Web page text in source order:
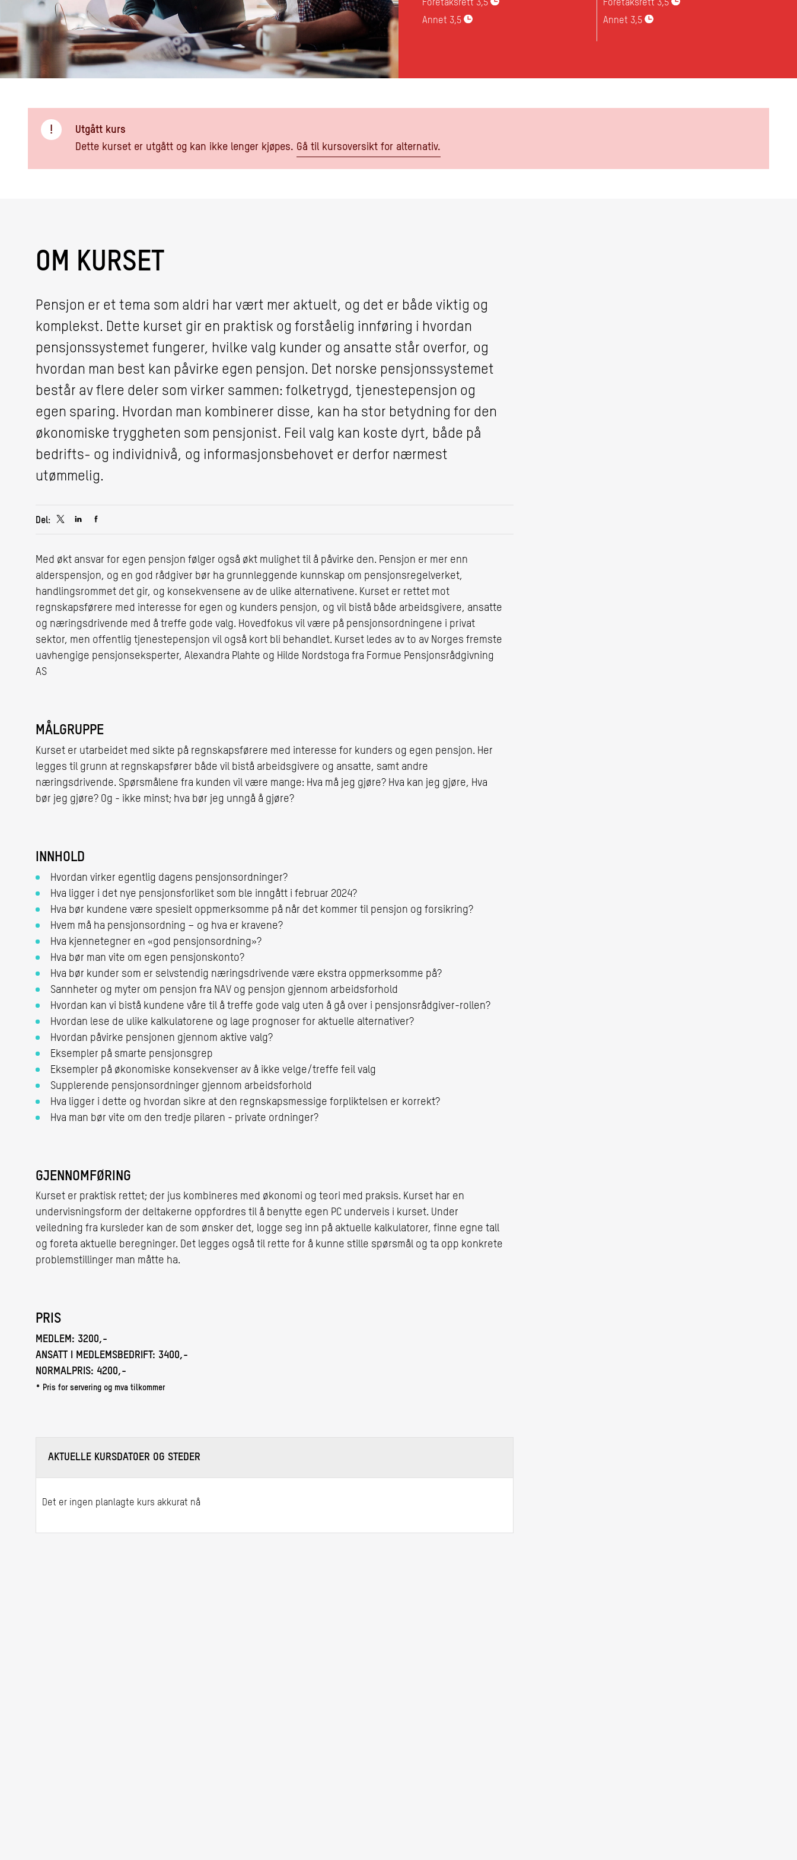
Foretaksrett 3,5
Annet 3,5
Foretaksrett 3,5
Annet 3,5
!
Utgått kurs
Dette kurset er utgått og kan ikke lenger kjøpes. Gå til kursoversikt for alternativ.
OM KURSET
Pensjon er et tema som aldri har vært mer aktuelt, og det er både viktig og
komplekst. Dette kurset gir en praktisk og forståelig innføring i hvordan
pensjonssystemet fungerer, hvilke valg kunder og ansatte står overfor, og
hvordan man best kan påvirke egen pensjon. Det norske pensjonssystemet
består av flere deler som virker sammen: folketrygd, tjenestepensjon og
egen sparing. Hvordan man kombinerer disse, kan ha stor betydning for den
økonomiske tryggheten som pensjonist. Feil valg kan koste dyrt, både på
bedrifts- og individnivå, og informasjonsbehovet er derfor nærmest
utømmelig.
Del:
Med økt ansvar for egen pensjon følger også økt mulighet til å påvirke den. Pensjon er mer enn
alderspensjon, og en god rådgiver bør ha grunnleggende kunnskap om pensjonsregelverket,
handlingsrommet det gir, og konsekvensene av de ulike alternativene. Kurset er rettet mot
regnskapsførere med interesse for egen og kunders pensjon, og vil bistå både arbeidsgivere, ansatte
og næringsdrivende med å treffe gode valg. Hovedfokus vil være på pensjonsordningene i privat
sektor, men offentlig tjenestepensjon vil også kort bli behandlet. Kurset ledes av to av Norges fremste
uavhengige pensjonseksperter, Alexandra Plahte og Hilde Nordstoga fra Formue Pensjonsrådgivning
AS
MÅLGRUPPE
Kurset er utarbeidet med sikte på regnskapsførere med interesse for kunders og egen pensjon. Her
legges til grunn at regnskapsfører både vil bistå arbeidsgivere og ansatte, samt andre
næringsdrivende. Spørsmålene fra kunden vil være mange: Hva må jeg gjøre? Hva kan jeg gjøre, Hva
bør jeg gjøre? Og - ikke minst; hva bør jeg unngå å gjøre?
INNHOLD
Hvordan virker egentlig dagens pensjonsordninger?
Hva ligger i det nye pensjonsforliket som ble inngått i februar 2024?
Hva bør kundene være spesielt oppmerksomme på når det kommer til pensjon og forsikring?
Hvem må ha pensjonsordning – og hva er kravene?
Hva kjennetegner en «god pensjonsordning»?
Hva bør man vite om egen pensjonskonto?
Hva bør kunder som er selvstendig næringsdrivende være ekstra oppmerksomme på?
Sannheter og myter om pensjon fra NAV og pensjon gjennom arbeidsforhold
Hvordan kan vi bistå kundene våre til å treffe gode valg uten å gå over i pensjonsrådgiver-rollen?
Hvordan lese de ulike kalkulatorene og lage prognoser for aktuelle alternativer?
Hvordan påvirke pensjonen gjennom aktive valg?
Eksempler på smarte pensjonsgrep
Eksempler på økonomiske konsekvenser av å ikke velge/treffe feil valg
Supplerende pensjonsordninger gjennom arbeidsforhold
Hva ligger i dette og hvordan sikre at den regnskapsmessige forpliktelsen er korrekt?
Hva man bør vite om den tredje pilaren - private ordninger?
GJENNOMFØRING
Kurset er praktisk rettet; der jus kombineres med økonomi og teori med praksis. Kurset har en
undervisningsform der deltakerne oppfordres til å benytte egen PC underveis i kurset. Under
veiledning fra kursleder kan de som ønsker det, logge seg inn på aktuelle kalkulatorer, finne egne tall
og foreta aktuelle beregninger. Det legges også til rette for å kunne stille spørsmål og ta opp konkrete
problemstillinger man måtte ha.
PRIS
MEDLEM: 3200,-
ANSATT I MEDLEMSBEDRIFT: 3400,-
NORMALPRIS: 4200,-
* Pris for servering og mva tilkommer
AKTUELLE KURSDATOER OG STEDER
Det er ingen planlagte kurs akkurat nå